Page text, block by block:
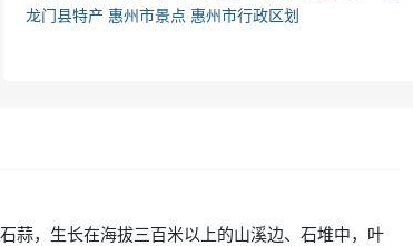
龙门县特产 惠州市景点 惠州市行政区划
蒜，生长在海拔三百米以上的山溪边、石堆中，叶